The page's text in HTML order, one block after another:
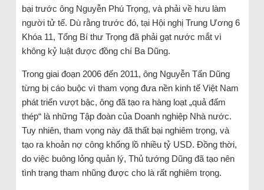
bại trước ông Nguyễn Phú Trọng, và phải về hưu làm
người tử tế. Dù rằng trước đó, tại Hội nghị Trung Ương 6
Khóa 11, Tổng Bí thư Trọng đã phải gạt nước mắt vì
không kỷ luật được đồng chí Ba Dũng.
Trong giai đoạn 2006 đến 2011, ông Nguyễn Tấn Dũng
từng bị cáo buộc vì tham vọng đưa nền kinh tế Việt Nam
phát triển vượt bậc, ông đã tạo ra hàng loạt „quả đấm
thép“ là những Tập đoàn của Doanh nghiệp Nhà nước.
Tuy nhiên, tham vọng này đã thất bại nghiêm trọng, và
tạo ra khoản nợ công khổng lồ nhiều tỷ USD. Đồng thời,
do việc buông lỏng quản lý, Thủ tướng Dũng đã tạo nên
tình trạng tham nhũng được cho là rất nghiêm trọng.